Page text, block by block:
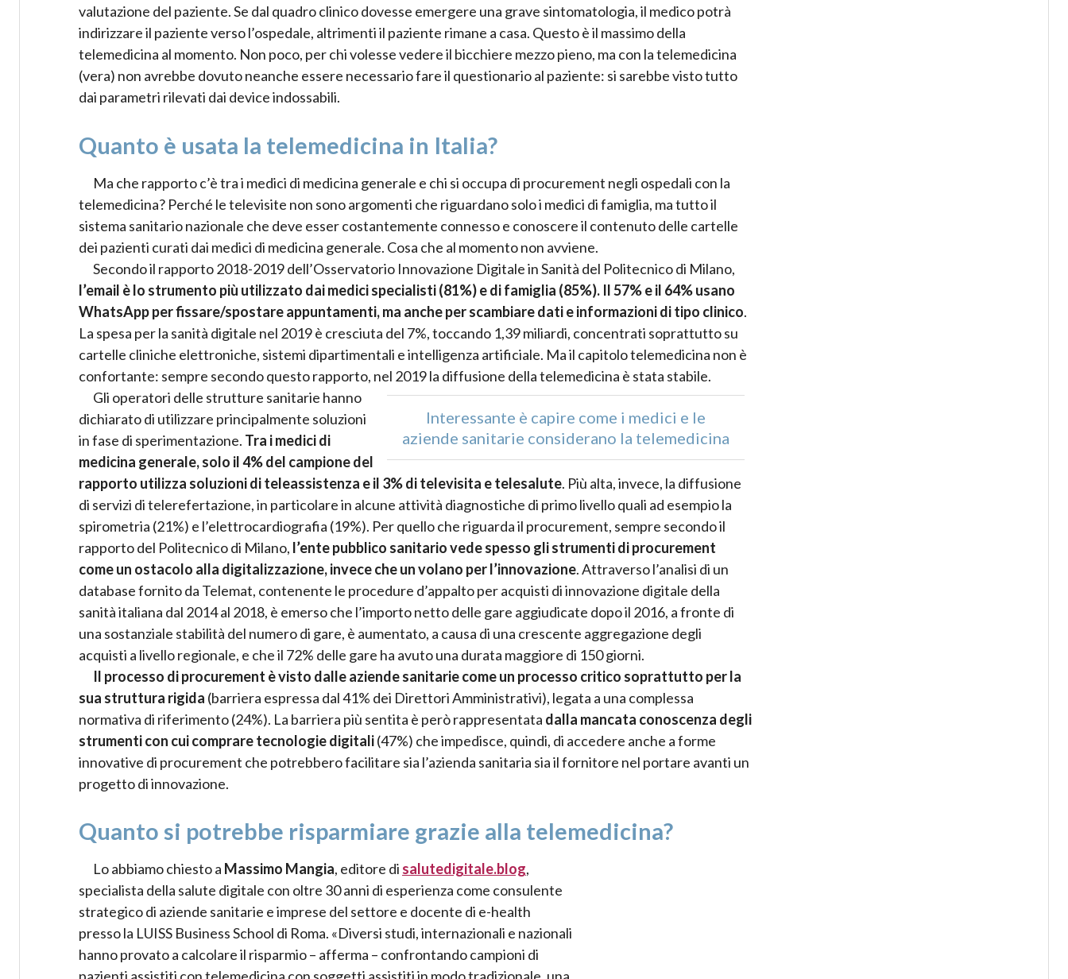
valutazione del paziente. Se dal quadro clinico dovesse emergere una grave sintomatologia, il medico potrà
indirizzare il paziente verso l’ospedale, altrimenti il paziente rimane a casa. Questo è il massimo della
telemedicina al momento. Non poco, per chi volesse vedere il bicchiere mezzo pieno, ma con la telemedicina
(vera) non avrebbe dovuto neanche essere necessario fare il questionario al paziente: si sarebbe visto tutto
dai parametri rilevati dai device indossabili.
Quanto è usata la telemedicina in Italia?
Ma che rapporto c’è tra i medici di medicina generale e chi si occupa di procurement negli ospedali con la
telemedicina? Perché le televisite non sono argomenti che riguardano solo i medici di famiglia, ma tutto il
sistema sanitario nazionale che deve esser costantemente connesso e conoscere il contenuto delle cartelle
dei pazienti curati dai medici di medicina generale. Cosa che al momento non avviene.
Secondo il rapporto 2018-2019 dell’Osservatorio Innovazione Digitale in Sanità del Politecnico di Milano,
l’email è lo strumento più utilizzato dai medici specialisti (81%) e di famiglia (85%). Il 57% e il 64% usano
WhatsApp per fissare/spostare appuntamenti, ma anche per scambiare dati e informazioni di tipo clinico.
La spesa per la sanità digitale nel 2019 è cresciuta del 7%, toccando 1,39 miliardi, concentrati soprattutto su
cartelle cliniche elettroniche, sistemi dipartimentali e intelligenza artificiale. Ma il capitolo telemedicina non è
confortante: sempre secondo questo rapporto, nel 2019 la diffusione della telemedicina è stata stabile.
Interessante è capire come i medici e le
aziende sanitarie considerano la telemedicina
Gli operatori delle strutture sanitarie hanno
dichiarato di utilizzare principalmente soluzioni
in fase di sperimentazione. Tra i medici di
medicina generale, solo il 4% del campione del
rapporto utilizza soluzioni di teleassistenza e il 3% di televisita e telesalute. Più alta, invece, la diffusione
di servizi di telerefertazione, in particolare in alcune attività diagnostiche di primo livello quali ad esempio la
spirometria (21%) e l’elettrocardiografia (19%). Per quello che riguarda il procurement, sempre secondo il
rapporto del Politecnico di Milano, l’ente pubblico sanitario vede spesso gli strumenti di procurement
come un ostacolo alla digitalizzazione, invece che un volano per l’innovazione. Attraverso l’analisi di un
database fornito da Telemat, contenente le procedure d’appalto per acquisti di innovazione digitale della
sanità italiana dal 2014 al 2018, è emerso che l’importo netto delle gare aggiudicate dopo il 2016, a fronte di
una sostanziale stabilità del numero di gare, è aumentato, a causa di una crescente aggregazione degli
acquisti a livello regionale, e che il 72% delle gare ha avuto una durata maggiore di 150 giorni.
Il processo di procurement è visto dalle aziende sanitarie come un processo critico soprattutto per la
sua struttura rigida (barriera espressa dal 41% dei Direttori Amministrativi), legata a una complessa
normativa di riferimento (24%). La barriera più sentita è però rappresentata dalla mancata conoscenza degli
strumenti con cui comprare tecnologie digitali(47%) che impedisce, quindi, di accedere anche a forme
innovative di procurement che potrebbero facilitare sia l’azienda sanitaria sia il fornitore nel portare avanti un
progetto di innovazione.
Quanto si potrebbe risparmiare grazie alla telemedicina?
Lo abbiamo chiesto a Massimo Mangia, editore di salutedigitale.blog,
specialista della salute digitale con oltre 30 anni di esperienza come consulente
strategico di aziende sanitarie e imprese del settore e docente di e-health
presso la LUISS Business School di Roma. «Diversi studi, internazionali e nazionali
hanno provato a calcolare il risparmio – afferma – confrontando campioni di